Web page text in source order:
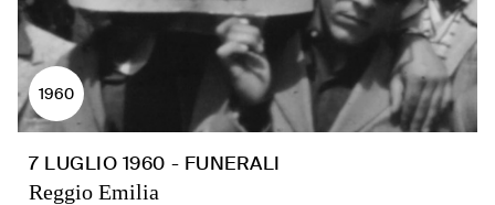
1960
7 LUGLIO 1960 - FUNERALI
Reggio Emilia